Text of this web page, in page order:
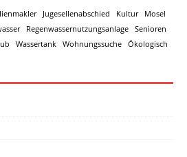
Jugesellenabschied Kultur
Mosel
Regenwassernutzungsanlage
Senioren
Wassertank Wohnungssuche Ökologisch